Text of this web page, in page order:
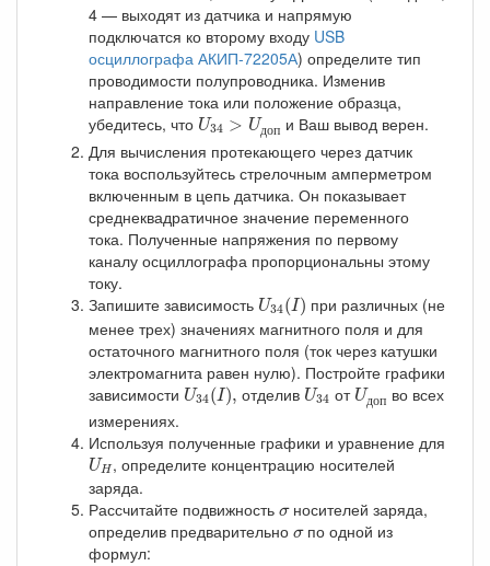
4 — выходят из датчика и напрямую
подключатся ко второму входу USB
осциллографа АКИП-72205А) определите тип
проводимости полупроводника. Изменив
направление тока или положение образца,
убедитесь, что U34 > Uдоп
U34>Uдопи Ваш вывод верен.
Для вычисления протекающего через датчик
тока воспользуйтесь стрелочным амперметром
включенным в цепь датчика. Он показывает
среднеквадратичное значение переменного
тока. Полученные напряжения по первому
каналу осциллографа пропорциональны этому
току.
Запишите зависимость U34(I)
U34(I) при различных (не
менее трех) значениях магнитного поля и для
остаточного магнитного поля (ток через катушки
электромагнита равен нулю). Постройте графики
зависимости U34(I),
U34(I),отделив U34
U34от Uдоп
Uдопво всех
измерениях.
Используя полученные графики и уравнение для
UH
UH, определите концентрацию носителей
заряда.
Рассчитайте подвижность σ
σносителей заряда,
определив предварительно σ
σпо одной из
формул: